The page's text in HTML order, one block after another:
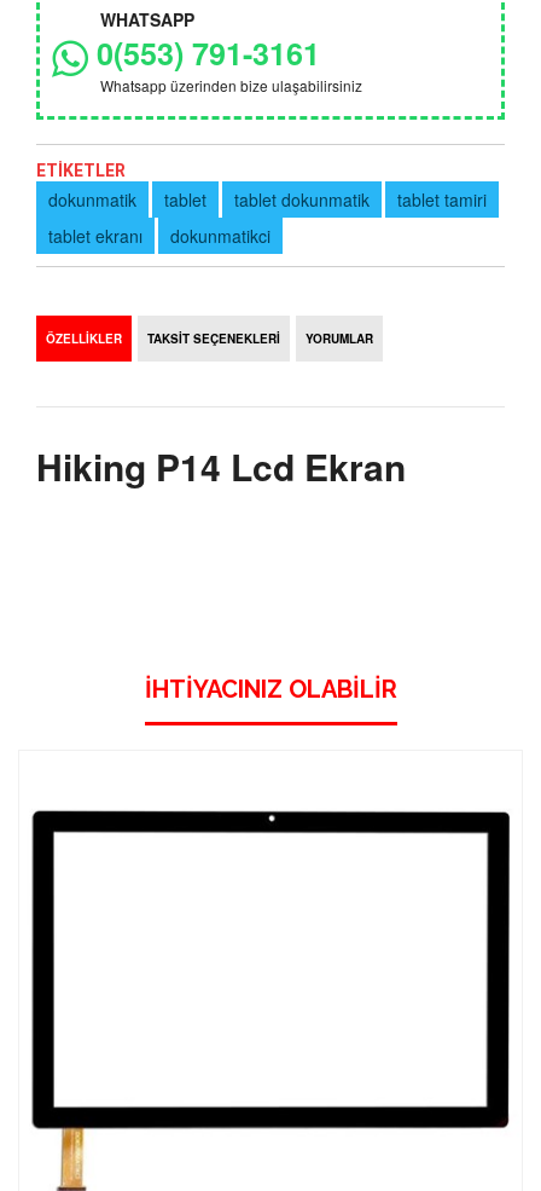
WHATSAPP
0(553) 791-3161
Whatsapp üzerinden bize ulaşabilirsiniz
ETİKETLER
dokunmatik tablet tablet dokunmatik
tablet tamiri
tablet ekranı
dokunmatikci
ÖZELLİKLER TAKSİT SEÇENEKLERİ YORUMLAR
Hiking P14 Lcd Ekran
İHTIYACINIZ OLABILIR